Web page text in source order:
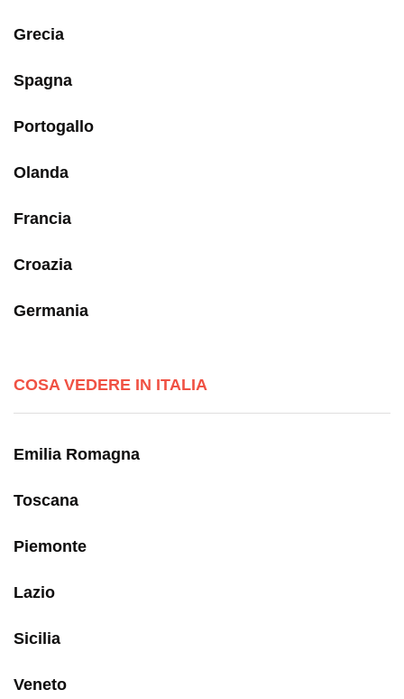
Grecia
Spagna
Portogallo
Olanda
Francia
Croazia
Germania
COSA VEDERE IN ITALIA
Emilia Romagna
Toscana
Piemonte
Lazio
Sicilia
Veneto